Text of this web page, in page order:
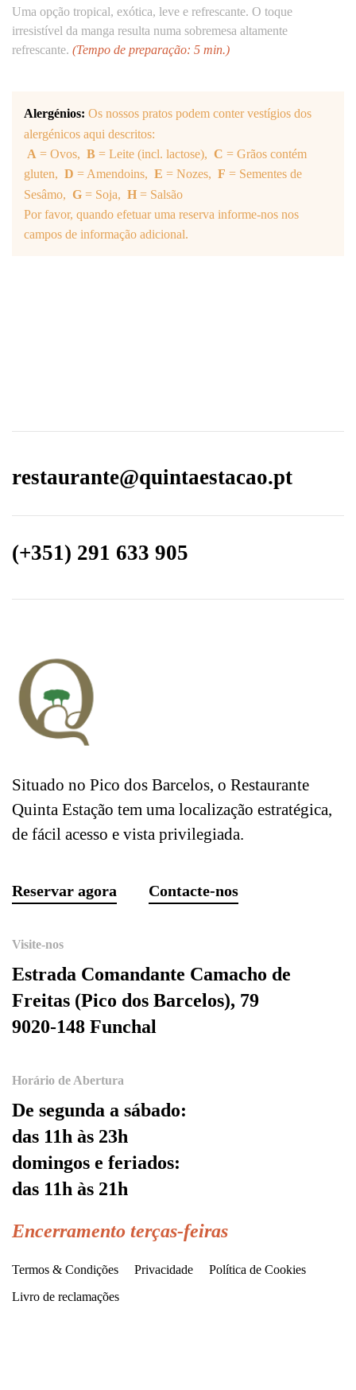
Uma opção tropical, exótica, leve e refrescante. O toque
irresistível da manga resulta numa sobremesa altamente
refrescante. (Tempo de preparação: 5 min.)
Alergénios: Os nossos pratos podem conter vestígios dos
alergénicos aqui descritos:
A = Ovos, B = Leite (incl. lactose), C = Grãos contém
gluten, D = Amendoins, E = Nozes, F = Sementes de
Sesâmo, G = Soja, H = Salsão
Por favor, quando efetuar uma reserva informe-nos nos
campos de informação adicional.
restaurante@quintaestacao.pt
(+351) 291 633 905
Situado no Pico dos Barcelos, o Restaurante
Quinta Estação tem uma localização estratégica,
de fácil acesso e vista privilegiada.
Reservar agora Contacte-nos
Visite-nos
Estrada Comandante Camacho de
Freitas (Pico dos Barcelos), 79
9020-148 Funchal
Horário de Abertura
De segunda a sábado:
das 11h às 23h
domingos e feriados:
das 11h às 21h
Encerramento terças-feiras
Termos & Condições Privacidade
Política de Cookies
Livro de reclamações